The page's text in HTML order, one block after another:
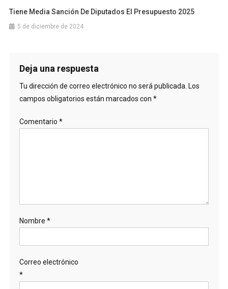
Tiene Media Sanción De Diputados El Presupuesto 2025
5 de diciembre de 2024
Deja una respuesta
Tu dirección de correo electrónico no será publicada. Los
campos obligatorios están marcados con *
Comentario *
Nombre *
Correo electrónico
*